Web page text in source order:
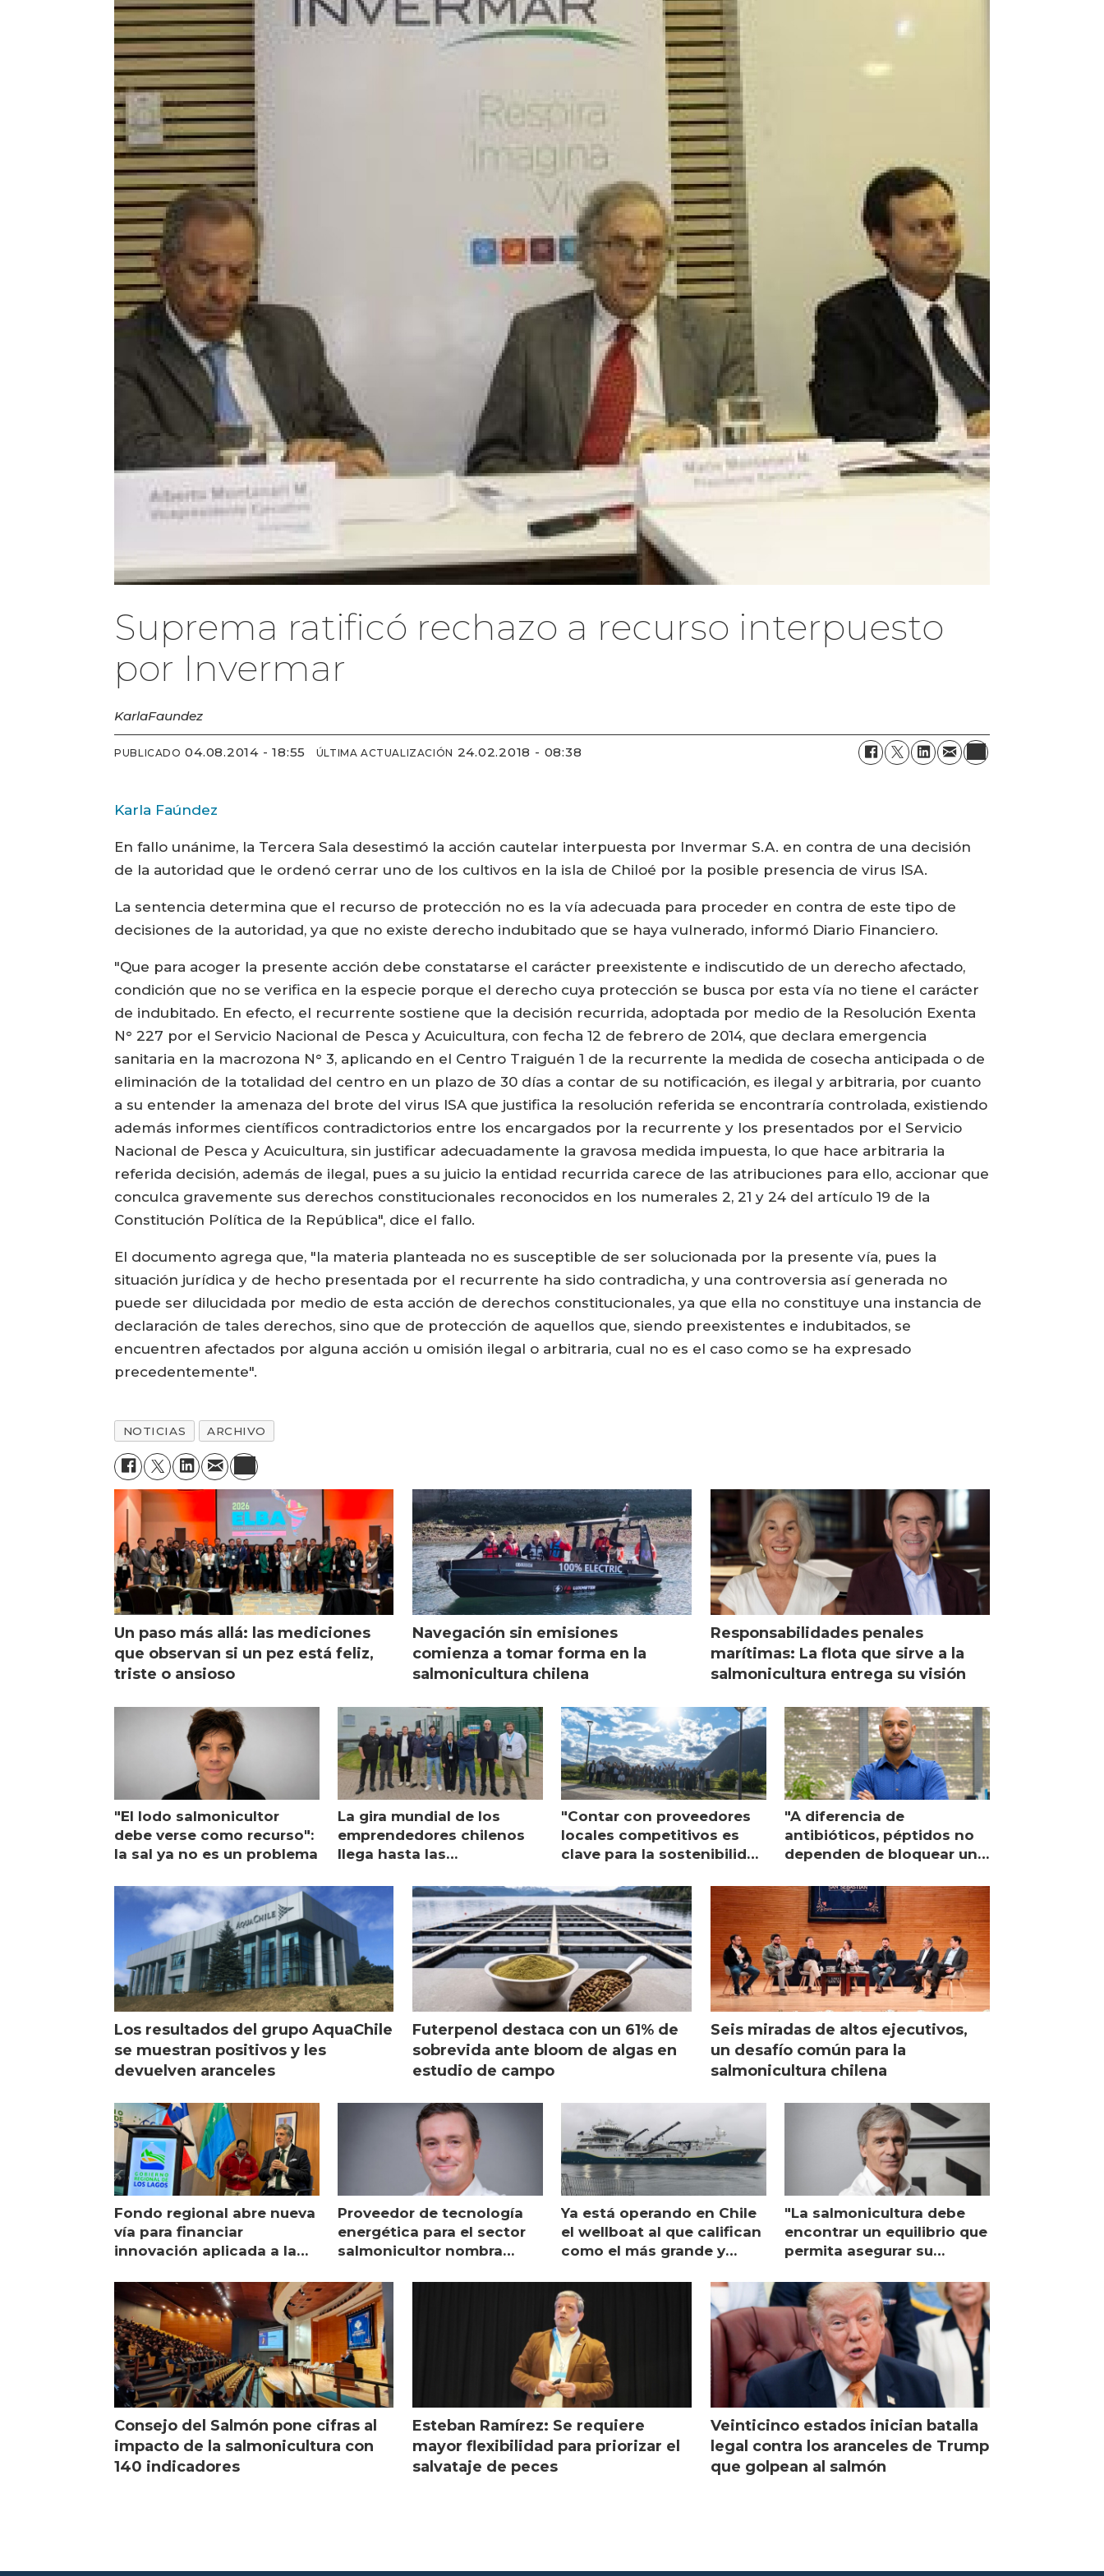
Suprema ratificó rechazo a recurso interpuesto
por Invermar
KarlaFaundez
PUBLICADO 04.08.2014 - 18:55 ÚLTIMA ACTUALIZACIÓN 24.02.2018 - 08:38
Karla Faúndez
En fallo unánime, la Tercera Sala desestimó la acción cautelar interpuesta por Invermar S.A. en contra de una decisión
de la autoridad que le ordenó cerrar uno de los cultivos en la isla de Chiloé por la posible presencia de virus ISA.
La sentencia determina que el recurso de protección no es la vía adecuada para proceder en contra de este tipo de
decisiones de la autoridad, ya que no existe derecho indubitado que se haya vulnerado, informó Diario Financiero.
"Que para acoger la presente acción debe constatarse el carácter preexistente e indiscutido de un derecho afectado,
condición que no se verifica en la especie porque el derecho cuya protección se busca por esta vía no tiene el carácter
de indubitado. En efecto, el recurrente sostiene que la decisión recurrida, adoptada por medio de la Resolución Exenta
N° 227 por el Servicio Nacional de Pesca y Acuicultura, con fecha 12 de febrero de 2014, que declara emergencia
sanitaria en la macrozona N° 3, aplicando en el Centro Traiguén 1 de la recurrente la medida de cosecha anticipada o de
eliminación de la totalidad del centro en un plazo de 30 días a contar de su notificación, es ilegal y arbitraria, por cuanto
a su entender la amenaza del brote del virus ISA que justifica la resolución referida se encontraría controlada, existiendo
además informes científicos contradictorios entre los encargados por la recurrente y los presentados por el Servicio
Nacional de Pesca y Acuicultura, sin justificar adecuadamente la gravosa medida impuesta, lo que hace arbitraria la
referida decisión, además de ilegal, pues a su juicio la entidad recurrida carece de las atribuciones para ello, accionar que
conculca gravemente sus derechos constitucionales reconocidos en los numerales 2, 21 y 24 del artículo 19 de la
Constitución Política de la República", dice el fallo.
El documento agrega que, "la materia planteada no es susceptible de ser solucionada por la presente vía, pues la
situación jurídica y de hecho presentada por el recurrente ha sido contradicha, y una controversia así generada no
puede ser dilucidada por medio de esta acción de derechos constitucionales, ya que ella no constituye una instancia de
declaración de tales derechos, sino que de protección de aquellos que, siendo preexistentes e indubitados, se
encuentren afectados por alguna acción u omisión ilegal o arbitraria, cual no es el caso como se ha expresado
precedentemente".
NOTICIAS ARCHIVO
Un paso más allá: las mediciones
que observan si un pez está feliz,
triste o ansioso
Navegación sin emisiones
comienza a tomar forma en la
salmonicultura chilena
Responsabilidades penales
marítimas: La flota que sirve a la
salmonicultura entrega su visión
"El lodo salmonicultor
debe verse como recurso":
la sal ya no es un problema
La gira mundial de los
emprendedores chilenos
llega hasta las
Escocia
"Contar con proveedores
locales competitivos es
clave para la sostenibilidad
"A diferencia de
antibióticos, péptidos no
dependen de bloquear una
Los resultados del grupo AquaChile
se muestran positivos y les
devuelven aranceles
Futerpenol destaca con un 61% de
sobrevida ante bloom de algas en
estudio de campo
Seis miradas de altos ejecutivos,
un desafío común para la
salmonicultura chilena
Fondo regional abre nueva
vía para financiar
innovación aplicada a la
Proveedor de tecnología
energética para el sector
salmonicultor nombra
Ya está operando en Chile
el wellboat al que califican
como el más grande y
"La salmonicultura debe
encontrar un equilibrio que
permita asegurar su
Consejo del Salmón pone cifras al
impacto de la salmonicultura con
140 indicadores
Esteban Ramírez: Se requiere
mayor flexibilidad para priorizar el
salvataje de peces
Veinticinco estados inician batalla
legal contra los aranceles de Trump
que golpean al salmón